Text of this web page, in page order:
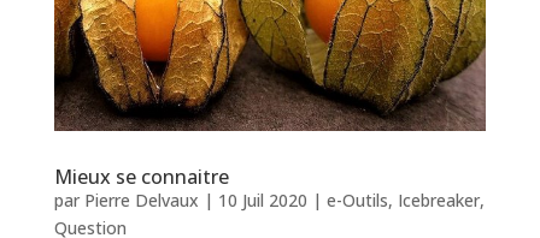
Mieux se connaitre
par Pierre Delvaux | 10 Juil 2020 | e-Outils, Icebreaker,
Question